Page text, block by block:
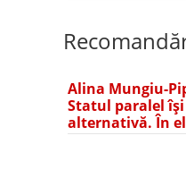
Alina Mungiu-
Statul paralel
alternativă. În